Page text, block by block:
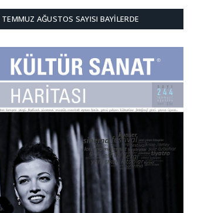
TEMMUZ AĞUSTOS SAYISI BAYILERDE